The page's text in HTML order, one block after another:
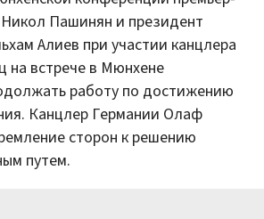
Пашинян и президент
Алиев при участии канцлера
встрече в Мюнхене
работу по достижению
Канцлер Германии Олаф
сторон к решению
путем.